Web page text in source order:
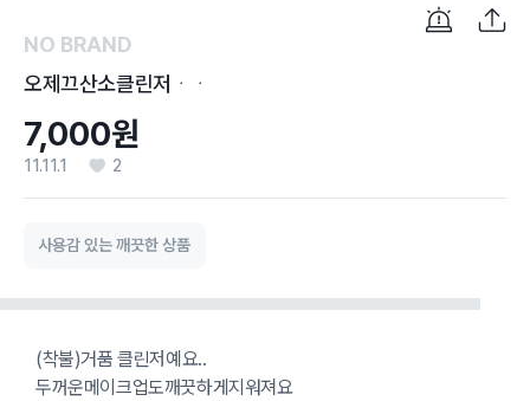
NO BRAND
오제끄산소클린저ᆞᆞ
7,000원
11.11.1 2
사용감 있는 깨끗한 상품
(착불)거품 클린저예요..
두꺼운메이크업도깨끗하게지워져요